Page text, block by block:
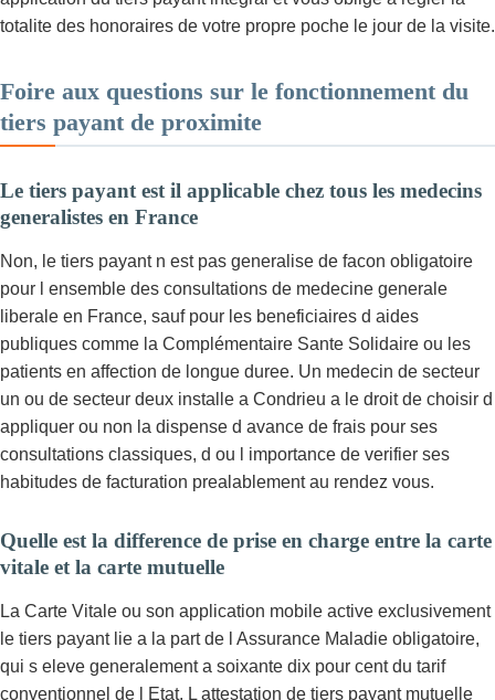
totalite des honoraires de votre propre poche le jour de la visite.
Foire aux questions sur le fonctionnement du
tiers payant de proximite
Le tiers payant est il applicable chez tous les medecins
generalistes en France
Non, le tiers payant n est pas generalise de facon obligatoire
pour l ensemble des consultations de medecine generale
liberale en France, sauf pour les beneficiaires d aides
publiques comme la Complémentaire Sante Solidaire ou les
patients en affection de longue duree. Un medecin de secteur
un ou de secteur deux installe a Condrieu a le droit de choisir d
appliquer ou non la dispense d avance de frais pour ses
consultations classiques, d ou l importance de verifier ses
habitudes de facturation prealablement au rendez vous.
Quelle est la difference de prise en charge entre la carte
vitale et la carte mutuelle
La Carte Vitale ou son application mobile active exclusivement
le tiers payant lie a la part de l Assurance Maladie obligatoire,
qui s eleve generalement a soixante dix pour cent du tarif
conventionnel de l Etat. L attestation de tiers payant mutuelle